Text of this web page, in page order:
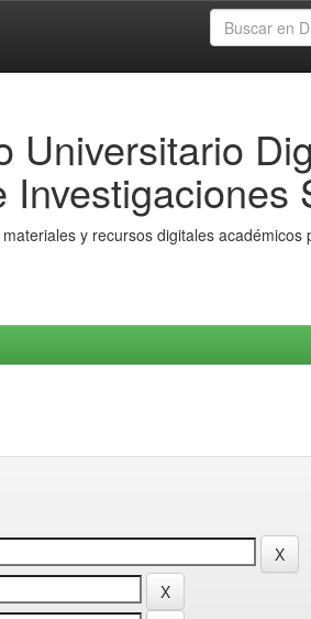
Universitario
Investigaciones
y recursos digitales